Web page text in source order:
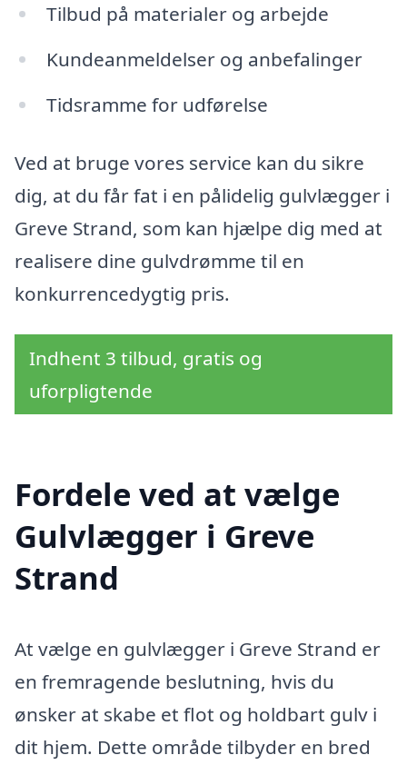
Tilbud på materialer og arbejde
Kundeanmeldelser og anbefalinger
Tidsramme for udførelse
Ved at bruge vores service kan du sikre
dig, at du får fat i en pålidelig gulvlægger i
Greve Strand, som kan hjælpe dig med at
realisere dine gulvdrømme til en
konkurrencedygtig pris.
Indhent 3 tilbud, gratis og
uforpligtende
Fordele ved at vælge
Gulvlægger i Greve
Strand
At vælge en gulvlægger i Greve Strand er
en fremragende beslutning, hvis du
ønsker at skabe et flot og holdbart gulv i
dit hjem. Dette område tilbyder en bred